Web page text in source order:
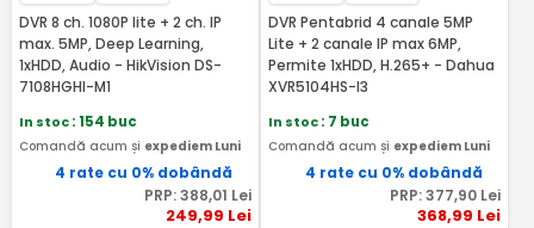
DVR 8 ch. 1080P lite + 2 ch. IP
max. 5MP, Deep Learning,
1xHDD, Audio - HikVision DS-
7108HGHI-M1
In stoc: 154 buc
Comandă acum și expediem Luni
4 rate cu 0% dobândă
PRP:388,01 Lei
249,99 Lei
DVR Pentabrid 4 canale 5MP
Lite + 2 canale IP max 6MP,
Permite 1xHDD, H.265+ - Dahua
XVR5104HS-I3
In stoc: 7 buc
Comandă acum și expediem Luni
4 rate cu 0% dobândă
PRP:377,90 Lei
368,99 Lei